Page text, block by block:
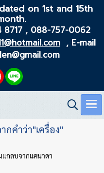
on 1st and 15th
, 088-757-0062
, E-mail
กคำว่า"เครื่อง"
แกลบจากแคนาดา